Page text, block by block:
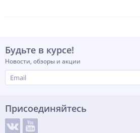
Будьте в курсе!
Новости, обзоры и акции
Присоединяйтесь